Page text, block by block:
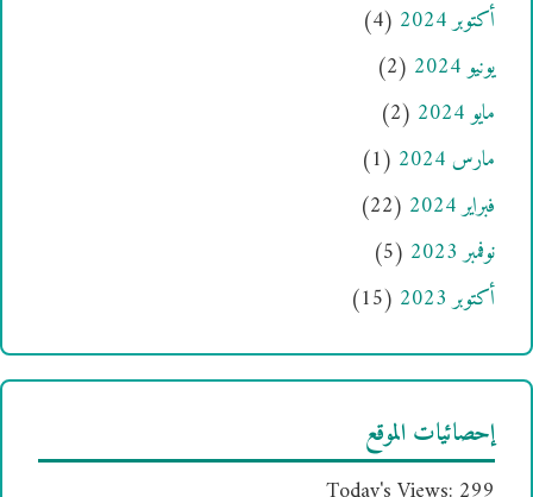
أكتوبر 2024
(4)
يونيو 2024
(2)
مايو 2024
(2)
مارس 2024
(1)
فبراير 2024
(22)
نوفمبر 2023
(5)
أكتوبر 2023
(15)
إحصائيات الموقع